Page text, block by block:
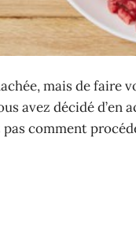
mais de faire
avez décidé d’en
comment